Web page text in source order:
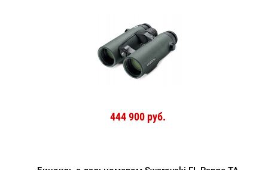
444 900 руб.